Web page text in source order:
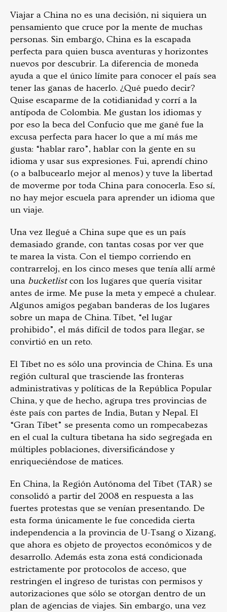
Viajar a China no es una decisión, ni siquiera un
pensamiento que cruce por la mente de muchas
personas. Sin embargo, China es la escapada
perfecta para quien busca aventuras y horizontes
nuevos por descubrir. La diferencia de moneda
ayuda a que el único límite para conocer el país sea
tener las ganas de hacerlo. ¿Qué puedo decir?
Quise escaparme de la cotidianidad y corrí a la
antípoda de Colombia. Me gustan los idiomas y
por eso la beca del Confucio que me gané fue la
excusa perfecta para hacer lo que a mí más me
gusta: “hablar raro”, hablar con la gente en su
idioma y usar sus expresiones. Fui, aprendí chino
(o a balbucearlo mejor al menos) y tuve la libertad
de moverme por toda China para conocerla. Eso sí,
no hay mejor escuela para aprender un idioma que
un viaje.
Una vez llegué a China supe que es un país
demasiado grande, con tantas cosas por ver que
te marea la vista. Con el tiempo corriendo en
contrarreloj, en los cinco meses que tenía allí armé
una bucketlistcon los lugares que quería visitar
antes de irme. Me puse la meta y empecé a chulear.
Algunos amigos pegaban banderas de los lugares
sobre un mapa de China. Tíbet, “el lugar
prohibido”, el más difícil de todos para llegar, se
convirtió en un reto.
El Tíbet no es sólo una provincia de China. Es una
región cultural que trasciende las fronteras
administrativas y políticas de la República Popular
China, y que de hecho, agrupa tres provincias de
éste país con partes de India, Butan y Nepal. El
“Gran Tíbet” se presenta como un rompecabezas
en el cual la cultura tibetana ha sido segregada en
múltiples poblaciones, diversificándose y
enriqueciéndose de matices.
En China, la Región Autónoma del Tíbet (TAR) se
consolidó a partir del 2008 en respuesta a las
fuertes protestas que se venían presentando. De
esta forma únicamente le fue concedida cierta
independencia a la provincia de U-Tsang o Xizang,
que ahora es objeto de proyectos económicos y de
desarrollo. Además esta zona está condicionada
estrictamente por protocolos de acceso, que
restringen el ingreso de turistas con permisos y
autorizaciones que sólo se otorgan dentro de un
plan de agencias de viajes. Sin embargo, una vez